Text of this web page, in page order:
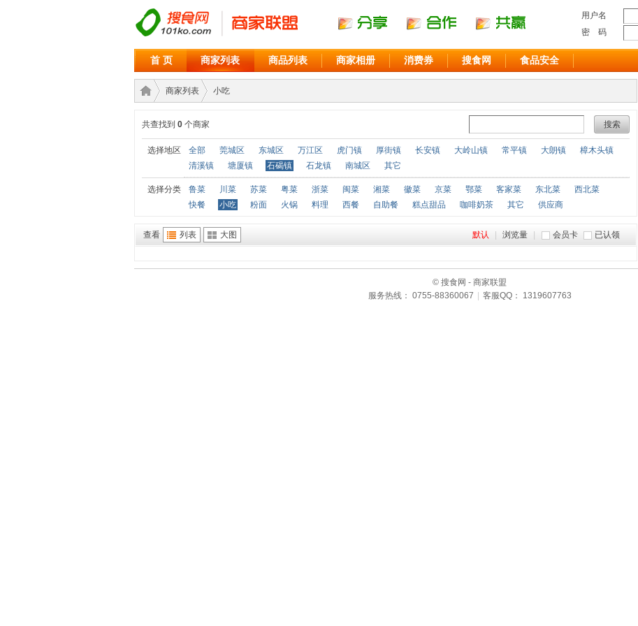
用户名
密 码
首 页 商家列表 商品列表 商家相册 消费券 搜食网 食品安全
商家›
商家列表
›
小吃
搜索
共查找到 0 个商家
选择地区 全部 莞城区 东城区 万江区 虎门镇 厚街镇 长安镇 大岭山镇 常平镇 大朗镇
樟木头镇
清溪镇
塘厦镇 石碣镇 石龙镇 南城区 其它
选择分类 鲁菜 川菜 苏菜 粤菜 浙菜 闽菜 湘菜 徽菜 京菜 鄂菜 客家菜 东北菜
西北菜
快餐
小吃 粉面 火锅 料理 西餐 自助餐 糕点甜品 咖啡奶茶 其它 供应商
查看 列表 大图 会员卡 已认领
默认 浏览量
© 搜食网 - 商家联盟
服务热线： 0755-88360067
客服QQ： 1319607763